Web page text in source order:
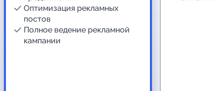
Оптимизация рекламных
постов
Полное ведение рекламной
кампании